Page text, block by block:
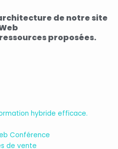
de notre site
proposées.
hybride efficace.
Conférence
de vente